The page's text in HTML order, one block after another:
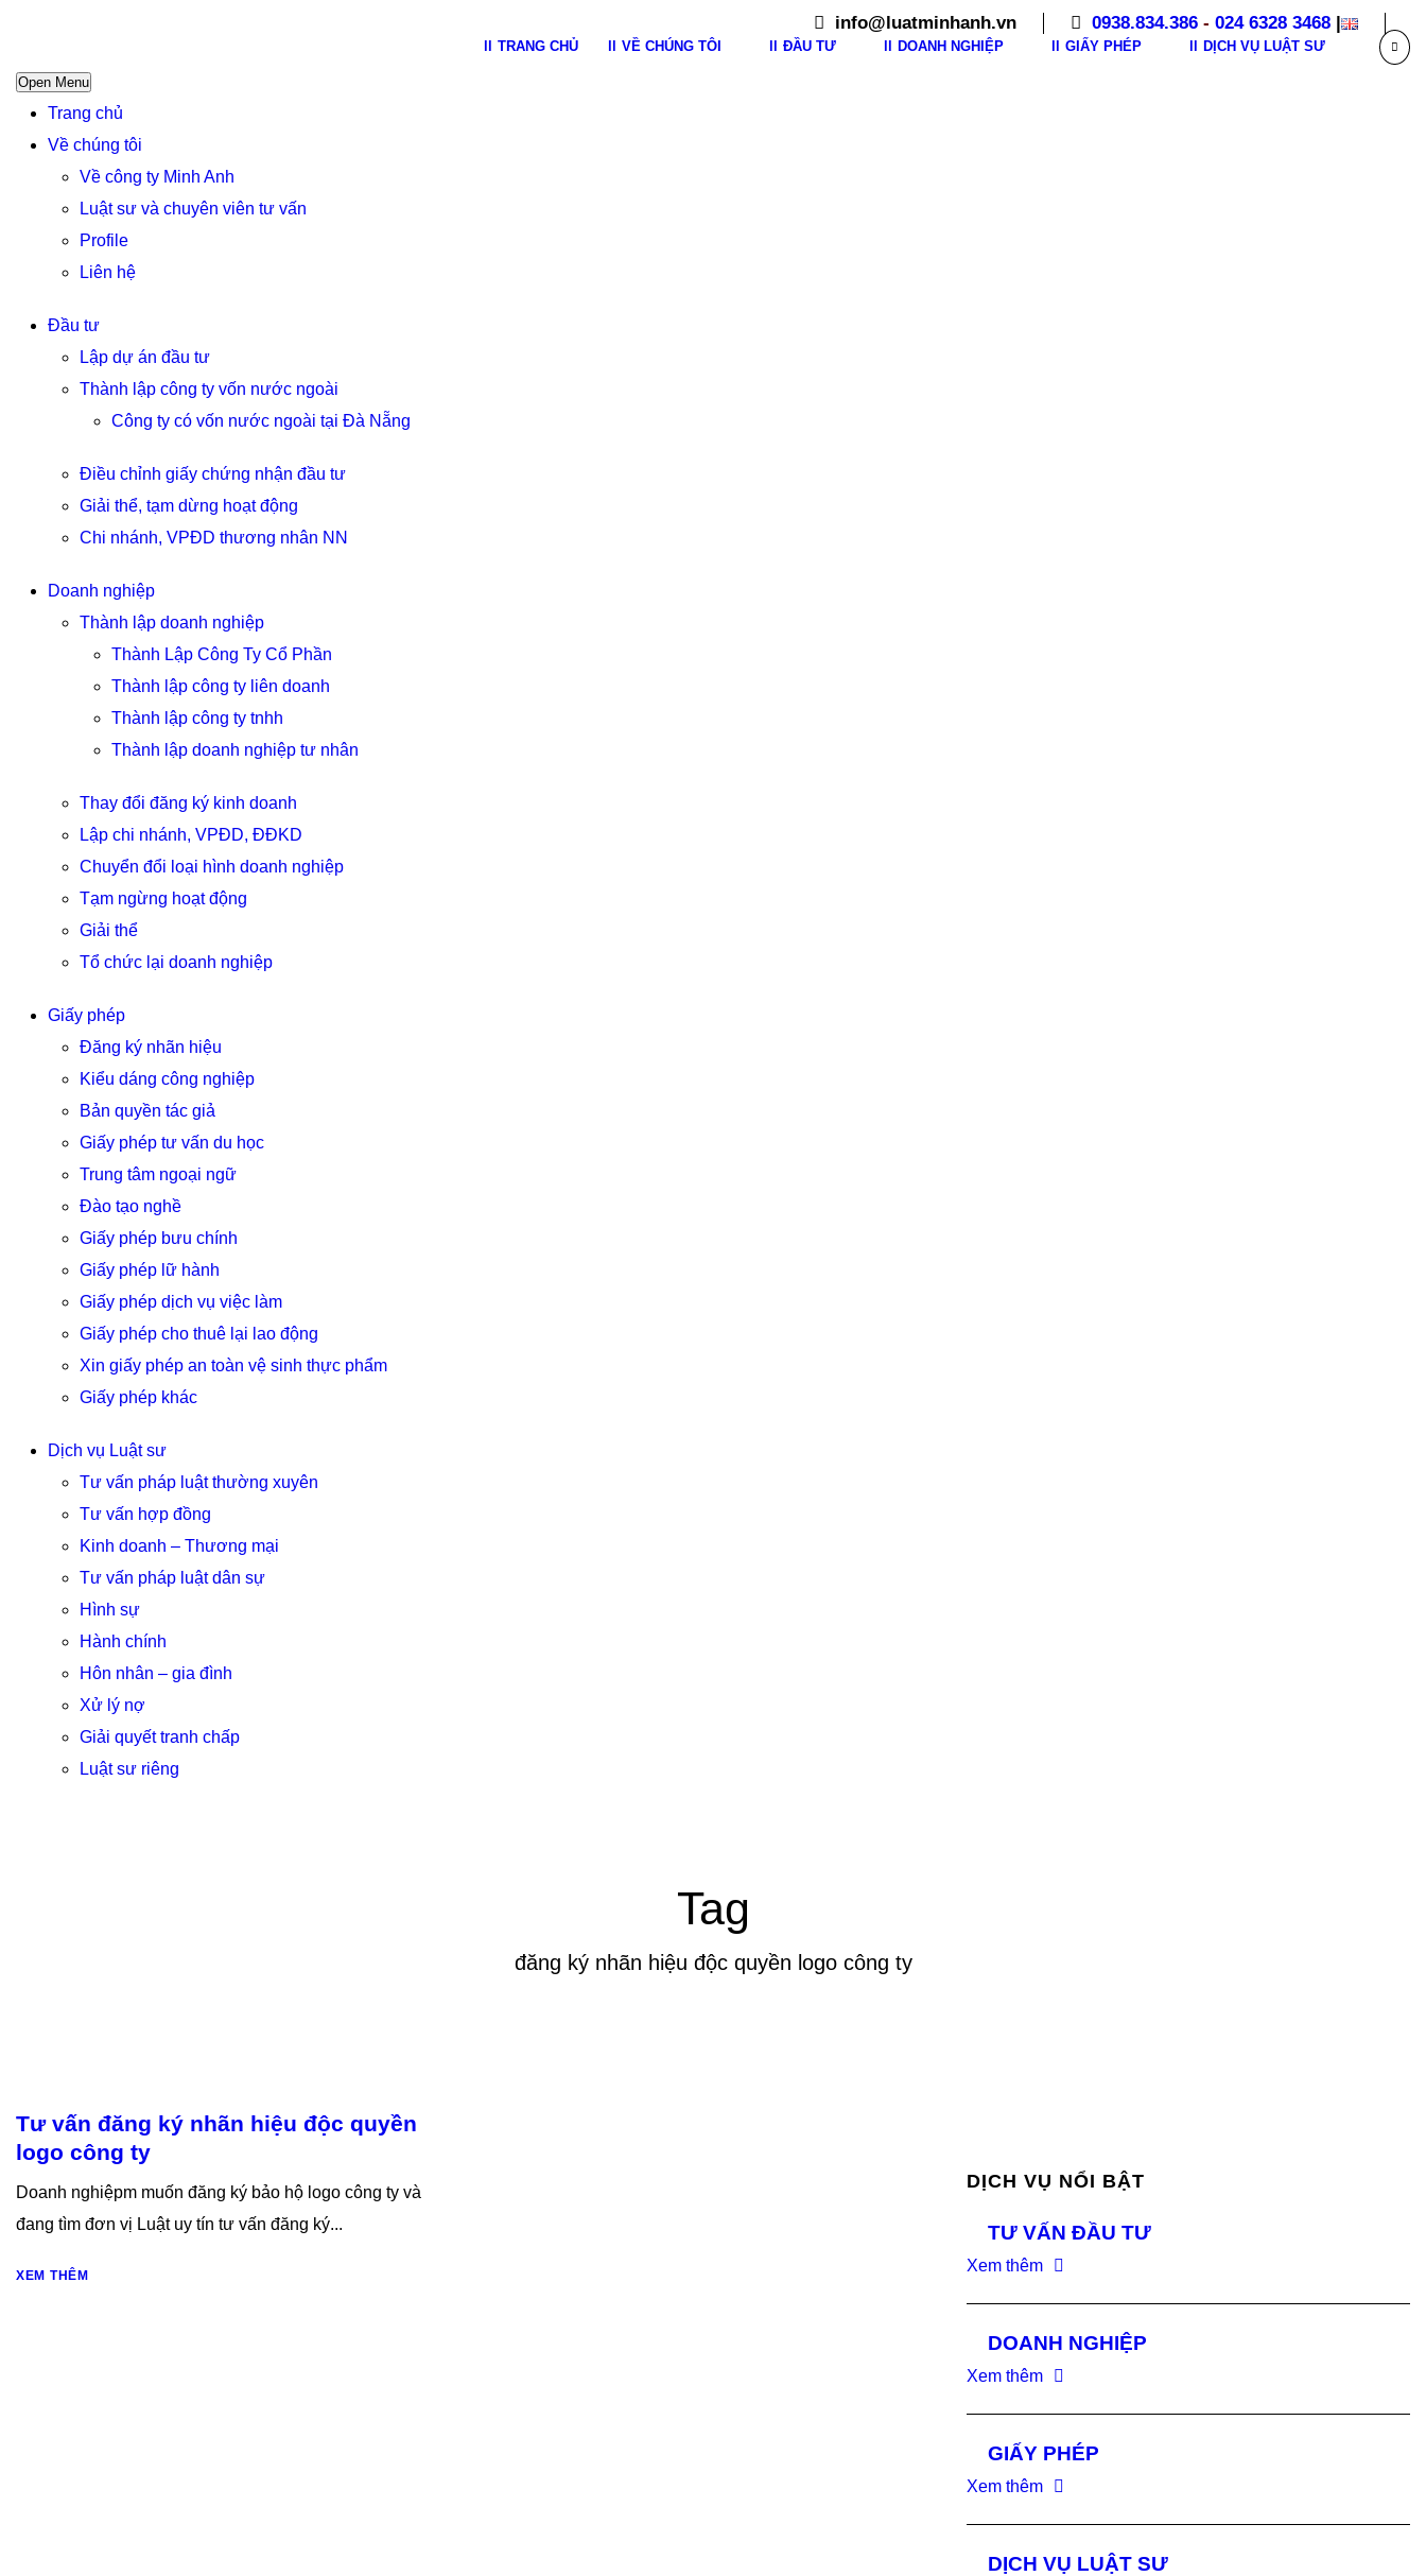
info@luatminhanh.vn 0938.834.386 - 024 6328 3468 |
Open Menu
Trang chủ
Về chúng tôi
Về công ty Minh Anh
Luật sư và chuyên viên tư vấn
Profile
Liên hệ
Đầu tư
Lập dự án đầu tư
Thành lập công ty vốn nước ngoài
Công ty có vốn nước ngoài tại Đà Nẵng
Điều chỉnh giấy chứng nhận đầu tư
Giải thể, tạm dừng hoạt động
Chi nhánh, VPĐD thương nhân NN
Doanh nghiệp
Thành lập doanh nghiệp
Thành Lập Công Ty Cổ Phần
Thành lập công ty liên doanh
Thành lập công ty tnhh
Thành lập doanh nghiệp tư nhân
Thay đổi đăng ký kinh doanh
Lập chi nhánh, VPĐD, ĐĐKD
Chuyển đổi loại hình doanh nghiệp
Tạm ngừng hoạt động
Giải thể
Tổ chức lại doanh nghiệp
Giấy phép
Đăng ký nhãn hiệu
Kiểu dáng công nghiệp
Bản quyền tác giả
Giấy phép tư vấn du học
Trung tâm ngoại ngữ
Đào tạo nghề
Giấy phép bưu chính
Giấy phép lữ hành
Giấy phép dịch vụ việc làm
Giấy phép cho thuê lại lao động
Xin giấy phép an toàn vệ sinh thực phẩm
Giấy phép khác
Dịch vụ Luật sư
Tư vấn pháp luật thường xuyên
Tư vấn hợp đồng
Kinh doanh – Thương mại
Tư vấn pháp luật dân sự
Hình sự
Hành chính
Hôn nhân – gia đình
Xử lý nợ
Giải quyết tranh chấp
Luật sư riêng
TRANG CHỦ VỀ CHÚNG TÔI ĐẦU TƯ DOANH NGHIỆP GIẤY PHÉP DỊCH VỤ LUẬT SƯ
Tag
đăng ký nhãn hiệu độc quyền logo công ty
Tư vấn đăng ký nhãn hiệu độc quyền
logo công ty
Doanh nghiệpm muốn đăng ký bảo hộ logo công ty và
đang tìm đơn vị Luật uy tín tư vấn đăng ký...
XEM THÊM
DỊCH VỤ NỔI BẬT
TƯ VẤN ĐẦU TƯ
Xem thêm
DOANH NGHIỆP
Xem thêm
GIẤY PHÉP
Xem thêm
DỊCH VỤ LUẬT SƯ